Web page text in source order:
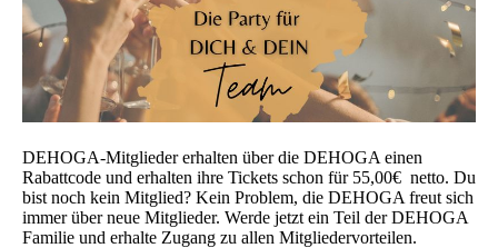
DEHOGA-Mitglieder erhalten über die DEHOGA einen
Rabattcode und erhalten ihre Tickets schon für 55,00€ netto. Du
bist noch kein Mitglied? Kein Problem, die DEHOGA freut sich
immer über neue Mitglieder. Werde jetzt ein Teil der DEHOGA
Familie und erhalte Zugang zu allen Mitgliedervorteilen.